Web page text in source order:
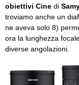
obiettivi Cine di
troviamo anche un
ne aveva solo 8)
ora la lunghezza
diverse angolazioni.